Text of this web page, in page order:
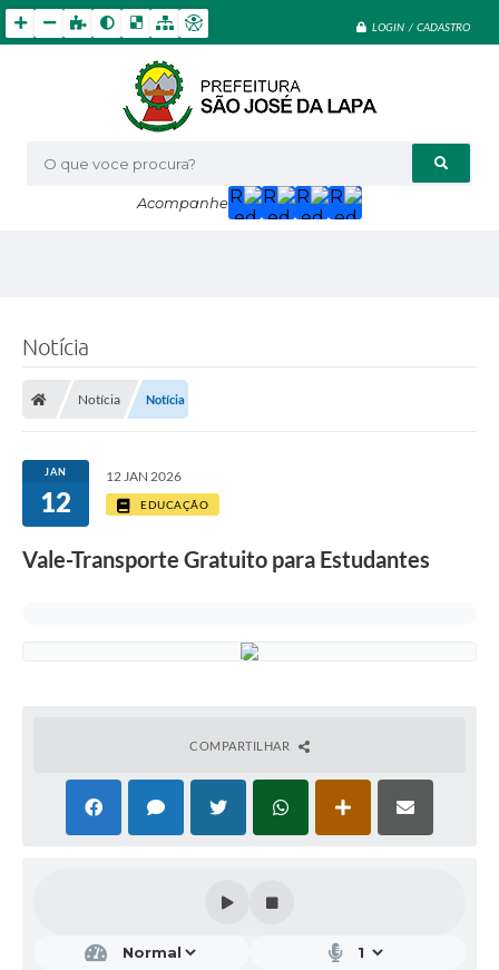
LOGIN / CADASTRO
O que voce procura?
Acompanhe
Notícia
Notícia Notícia
JAN
12
12 JAN 2026
EDUCAÇÃO
Vale-Transporte Gratuito para Estudantes
COMPARTILHAR